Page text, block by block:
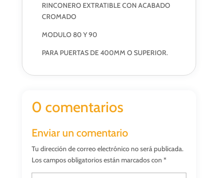
RINCONERO EXTRATIBLE CON ACABADO
CROMADO
MODULO 80 Y 90
PARA PUERTAS DE 400MM O SUPERIOR.
0 comentarios
Enviar un comentario
Tu dirección de correo electrónico no será publicada.
Los campos obligatorios están marcados con *